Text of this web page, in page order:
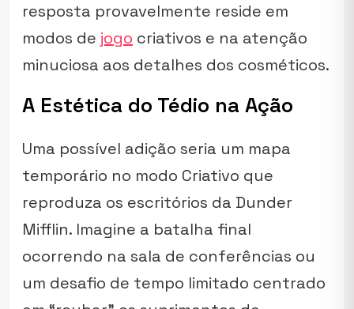
resposta provavelmente reside em
modos de jogo criativos e na atenção
minuciosa aos detalhes dos cosméticos.
A Estética do Tédio na Ação
Uma possível adição seria um mapa
temporário no modo Criativo que
reproduza os escritórios da Dunder
Mifflin. Imagine a batalha final
ocorrendo na sala de conferências ou
um desafio de tempo limitado centrado